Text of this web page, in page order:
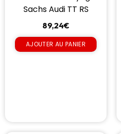
Sachs Audi TT RS
89,24€
AJOUTER AU PANIER